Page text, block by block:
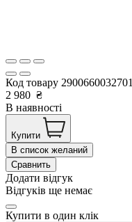
Код товару 2900660032701
2 980 ₴
В наявності
Купити
В список желаний
Сравнить
Додати відгук
Відгуків ще немає
Купити в один клік